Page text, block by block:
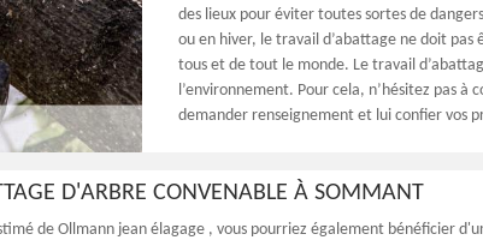
des lieux pour éviter toutes sortes de
ou en hiver, le travail d’abattage ne doit
tous et de tout le monde. Le travail
l’environnement. Pour cela, n’hésitez pas à
demander renseignement et lui confier vos
D'ARBRE CONVENABLE À SOMMANT
de Ollmann jean élagage , vous pourriez également bénéficier